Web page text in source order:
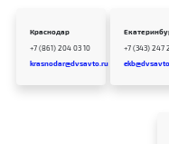
Краснодар
+7 (861) 204 03 10
krasnodar@dvsavto.ru
+7 (343) 247